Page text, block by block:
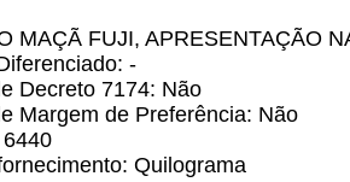
MAÇÃ FUJI, APRESENTAÇÃO
-
Decreto 7174: Não
Margem de Preferência: Não
Quilograma